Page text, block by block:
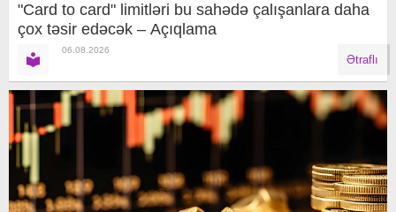
"Card to card" limitləri bu sahədə çalışanlara daha
çox təsir edəcək – Açıqlama
06.08.2026
Ətraflı